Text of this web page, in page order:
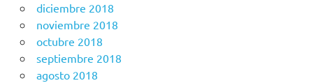
diciembre 2018
noviembre 2018
octubre 2018
septiembre 2018
agosto 2018